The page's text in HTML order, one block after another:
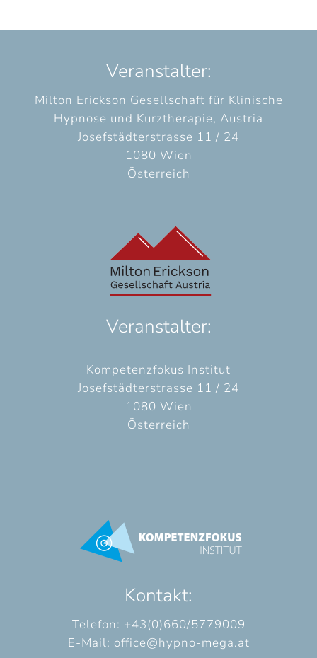
Veranstalter:
Milton Erickson Gesellschaft für Klinische
Hypnose und Kurztherapie, Austria
Josefstädterstrasse 11 / 24
1080 Wien
Österreich
Veranstalter:
Kompetenzfokus Institut
Josefstädterstrasse 11 / 24
1080 Wien
Österreich
Kontakt:
Telefon: +43(0)660/5779009
E-Mail: office@hypno-mega.at